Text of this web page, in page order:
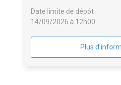
Date limite de dépôt :
14/09/2026 à 12h00
Plus